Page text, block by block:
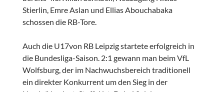
Stierlin, Emre Aslan und Ellias Abouchabaka
schossen die RB-Tore.
Auch die U17von RB Leipzig startete erfolgreich in
die Bundesliga-Saison. 2:1 gewann man beim VfL
Wolfsburg, der im Nachwuchsbereich traditionell
ein direkter Konkurrent um den Sieg in der